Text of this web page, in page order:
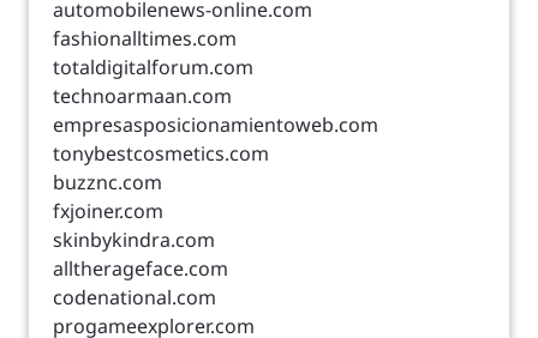
automobilenews-online.com
fashionalltimes.com
totaldigitalforum.com
technoarmaan.com
empresasposicionamientoweb.com
tonybestcosmetics.com
buzznc.com
fxjoiner.com
skinbykindra.com
alltherageface.com
codenational.com
progameexplorer.com